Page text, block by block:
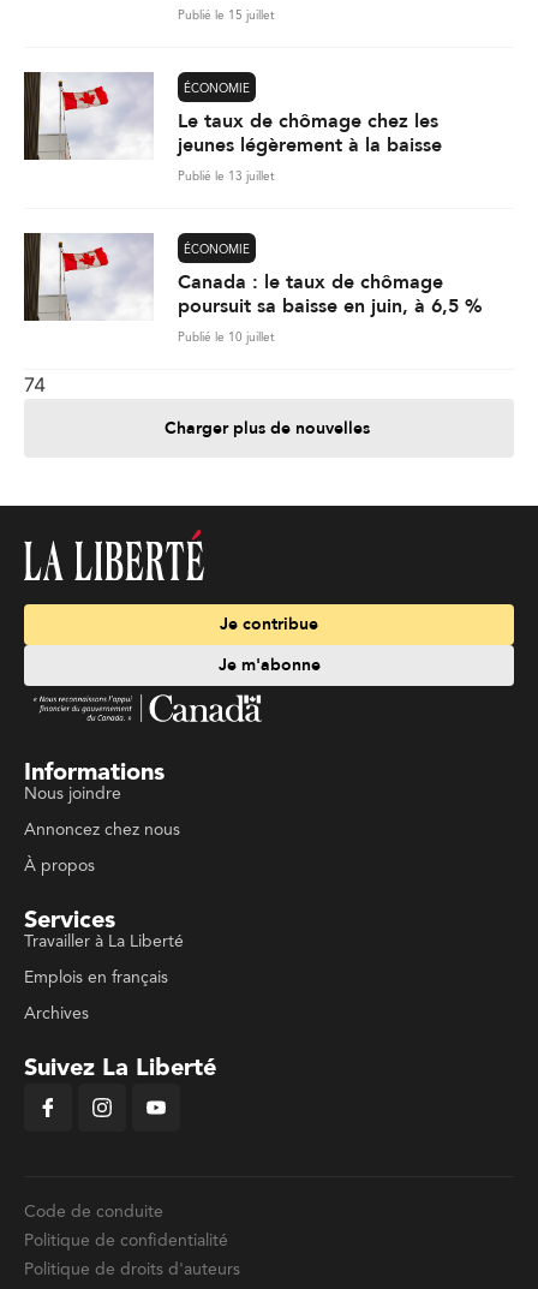
Publié le 15 juillet
ÉCONOMIE
Le taux de chômage chez les
jeunes légèrement à la baisse
Publié le 13 juillet
ÉCONOMIE
Canada : le taux de chômage
poursuit sa baisse en juin, à 6,5 %
Publié le 10 juillet
74
Charger plus de nouvelles
Je contribue
Je m'abonne
Informations
Nous joindre
Annoncez chez nous
À propos
Services
Travailler à La Liberté
Emplois en français
Archives
Suivez La Liberté
Code de conduite
Politique de confidentialité
Politique de droits d'auteurs